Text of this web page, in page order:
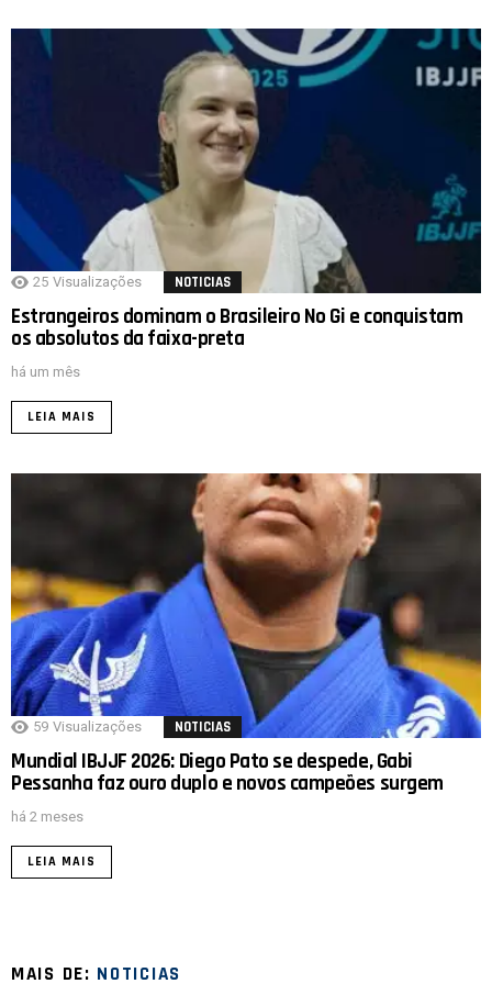
25 Visualizações NOTICIAS
Estrangeiros dominam o Brasileiro No Gi e conquistam
os absolutos da faixa-preta
há um mês
LEIA MAIS
59 Visualizações NOTICIAS
Mundial IBJJF 2026: Diego Pato se despede, Gabi
Pessanha faz ouro duplo e novos campeões surgem
há 2 meses
LEIA MAIS
MAIS DE: NOTICIAS